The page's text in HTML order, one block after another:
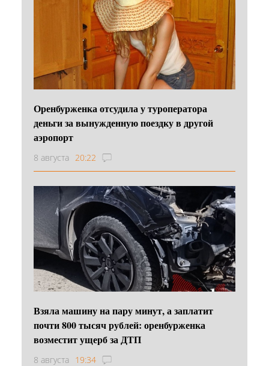
Оренбурженка отсудила у туроператора
деньги за вынужденную поездку в другой
аэропорт
8 августа 20:22
Взяла машину на пару минут, а заплатит
почти 800 тысяч рублей: оренбурженка
возместит ущерб за ДТП
8 августа 19:34